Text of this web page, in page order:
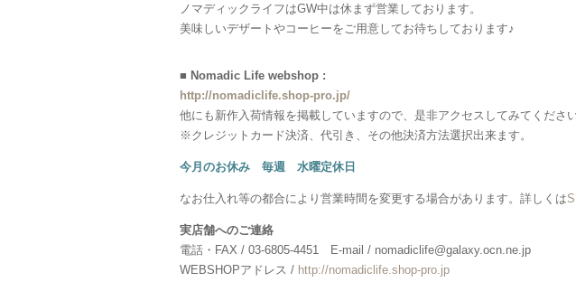
ノマディックライフはGW中は休まず営業しております。
美味しいデザートやコーヒーをご用意してお待ちしております♪
■ Nomadic Life webshop :
http://nomadiclife.shop-pro.jp/
他にも新作入荷情報を掲載していますので、是非アクセスしてみてください
※クレジットカード決済、代引き、その他決済方法選択出来ます。
今月のお休み 毎週 水曜定休日
なお仕入れ等の都合により営業時間を変更する場合があります。詳しくは
実店舗へのご連絡
電話・FAX / 03-6805-4451 E-mail / nomadiclife@galaxy.ocn.ne.jp
WEBSHOPアドレス / http://nomadiclife.shop-pro.jp